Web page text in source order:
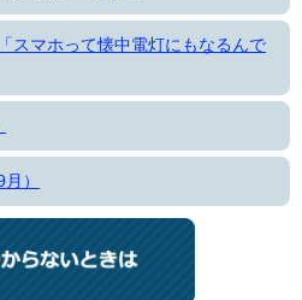
スマホって懐中電灯にもなるんで
）